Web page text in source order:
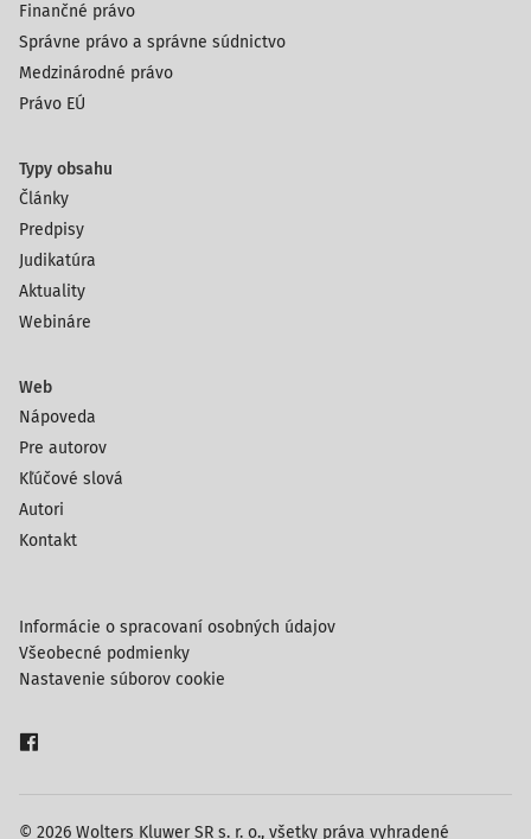
Finančné právo
Správne právo a správne súdnictvo
Medzinárodné právo
Právo EÚ
Typy obsahu
Články
Predpisy
Judikatúra
Aktuality
Webináre
Web
Nápoveda
Pre autorov
Kľúčové slová
Autori
Kontakt
© 2026 Wolters Kluwer SR s. r. o., všetky práva vyhradené
Informácie o spracovaní osobných údajov
Všeobecné podmienky
Nastavenie súborov cookie